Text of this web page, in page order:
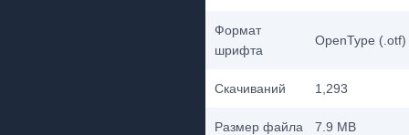
Формат
шрифта
OpenType (.otf)
Скачиваний 1,293
Размер файла 7.9 MB